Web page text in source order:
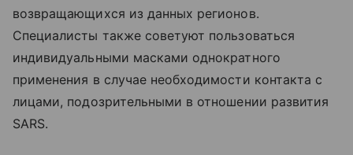
возвращающихся из данных регионов.
Специалисты также советуют пользоваться
индивидуальными масками однократного
применения в случае необходимости контакта с
лицами, подозрительными в отношении развития
SARS.